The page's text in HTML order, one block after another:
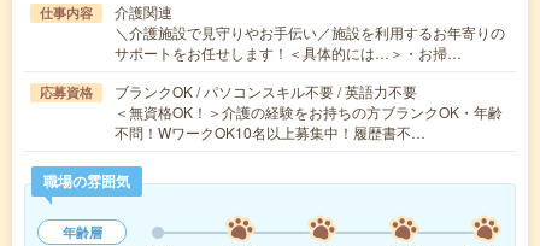
仕事内容
介護関連
＼介護施設で見守りやお手伝い／施設を利用するお年寄りの
サポートをお任せします！＜具体的には…＞・お掃…
応募資格
ブランクOK / パソコンスキル不要 / 英語力不要
＜無資格OK！＞介護の経験をお持ちの方ブランクOK・年齢
不問！WワークOK10名以上募集中！履歴書不…
職場の雰囲気
年齢層